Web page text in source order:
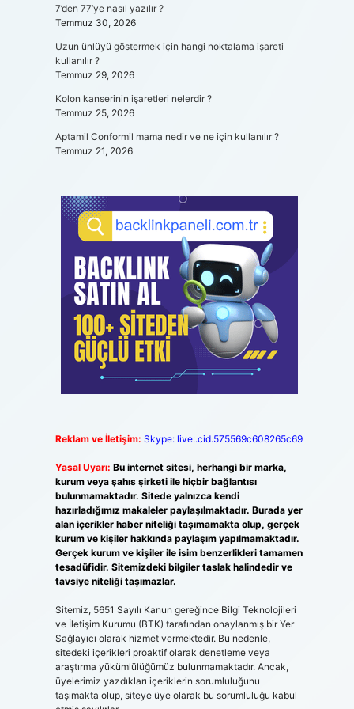
7’den 77’ye nasıl yazılır ?
Temmuz 30, 2026
Uzun ünlüyü göstermek için hangi noktalama işareti
kullanılır ?
Temmuz 29, 2026
Kolon kanserinin işaretleri nelerdir ?
Temmuz 25, 2026
Aptamil Conformil mama nedir ve ne için kullanılır ?
Temmuz 21, 2026
Reklam ve İletişim: Skype: live:.cid.575569c608265c69
Yasal Uyarı: Bu internet sitesi, herhangi bir marka,
kurum veya şahıs şirketi ile hiçbir bağlantısı
bulunmamaktadır. Sitede yalnızca kendi
hazırladığımız makaleler paylaşılmaktadır. Burada yer
alan içerikler haber niteliği taşımamakta olup, gerçek
kurum ve kişiler hakkında paylaşım yapılmamaktadır.
Gerçek kurum ve kişiler ile isim benzerlikleri tamamen
tesadüfidir. Sitemizdeki bilgiler taslak halindedir ve
tavsiye niteliği taşımazlar.
Sitemiz, 5651 Sayılı Kanun gereğince Bilgi Teknolojileri
ve İletişim Kurumu (BTK) tarafından onaylanmış bir Yer
Sağlayıcı olarak hizmet vermektedir. Bu nedenle,
sitedeki içerikleri proaktif olarak denetleme veya
araştırma yükümlülüğümüz bulunmamaktadır. Ancak,
üyelerimiz yazdıkları içeriklerin sorumluluğunu
taşımakta olup, siteye üye olarak bu sorumluluğu kabul